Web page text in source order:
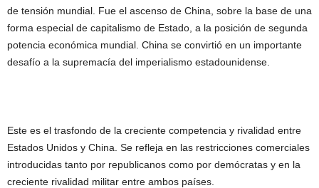
de tensión mundial. Fue el ascenso de China, sobre la base de una
forma especial de capitalismo de Estado, a la posición de segunda
potencia económica mundial. China se convirtió en un importante
desafío a la supremacía del imperialismo estadounidense.
Este es el trasfondo de la creciente competencia y rivalidad entre
Estados Unidos y China. Se refleja en las restricciones comerciales
introducidas tanto por republicanos como por demócratas y en la
creciente rivalidad militar entre ambos países.